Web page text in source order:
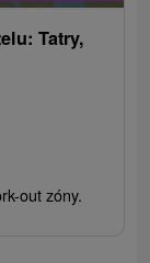
Tatry,
out zóny.